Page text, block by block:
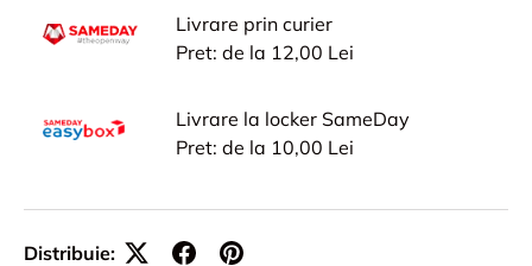
Livrare prin curier
Pret: de la 12,00 Lei
Livrare la locker SameDay
Pret: de la 10,00 Lei
Distribuie: